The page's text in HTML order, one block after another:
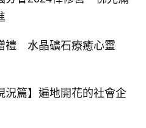
禮 水晶礦石療癒心靈
況篇】遍地開花的社會企